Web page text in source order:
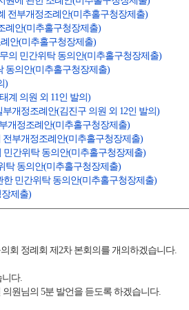
전부개정조례안(미추홀구청장제출)
례안(미추홀구청장제출)
안(미추홀구청장제출)
의 민간위탁 동의안(미추홀구청장제출)
동의안(미추홀구청장제출)
)
계 의원 외 11인 발의)
개정조례안(김진구 의원 외 12인 발의)
개정조례안(미추홀구청장제출)
전부개정조례안(미추홀구청장제출)
간위탁 동의안(미추홀구청장제출)
탁 동의안(미추홀구청장제출)
민간위탁 동의안(미추홀구청장제출)
제출)
회 정례회 제2차 본회의를 개의하겠습니다.
니다.
원님의 5분 발언을 듣도록 하겠습니다.